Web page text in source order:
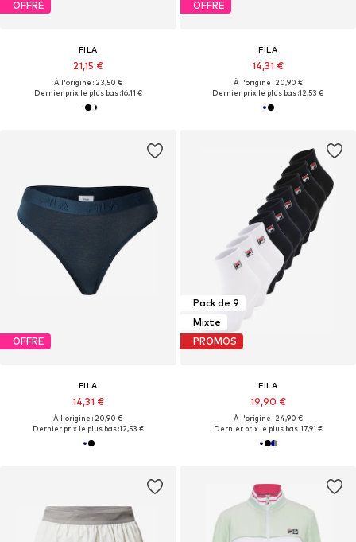
OFFRE
FILA
21,15 €
À l'origine : 23,50 €
Dernier prix le plus bas :16,11 €
OFFRE
FILA
14,31 €
À l'origine : 20,90 €
Dernier prix le plus bas :12,53 €
OFFRE
FILA
14,31 €
À l'origine : 20,90 €
Dernier prix le plus bas :12,53 €
Pack de 9
Mixte
PROMOS
FILA
19,90 €
À l'origine : 24,90 €
Dernier prix le plus bas :17,91 €